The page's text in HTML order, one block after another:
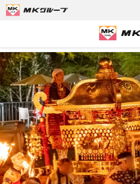
京都観光タク